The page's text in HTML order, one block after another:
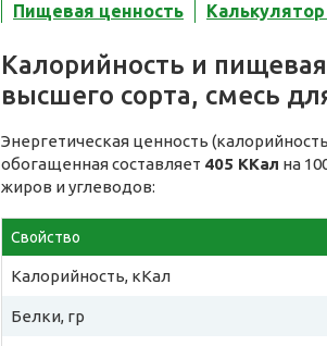
Пищевая ценность
Калорийность и
высшего сорта, смесь
Энергетическая ценность
обогащенная составляет 405 ККал на
жиров и углеводов:
Свойство
Калорийность, кКал
Белки, гр